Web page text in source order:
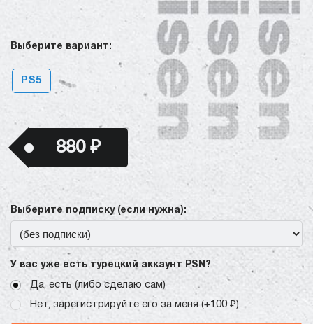
Выберите вариант:
PS5
880 ₽
Выберите подписку (если нужна):
У вас уже есть турецкий аккаунт PSN?
Да, есть (либо сделаю сам)
Нет, зарегистрируйте его за меня (+100 ₽)